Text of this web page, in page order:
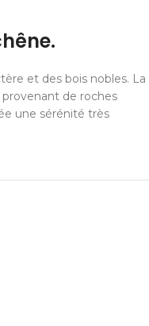
et des bois nobles. La
de roches
une sérénité très